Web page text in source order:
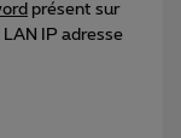
présent sur
IP adresse